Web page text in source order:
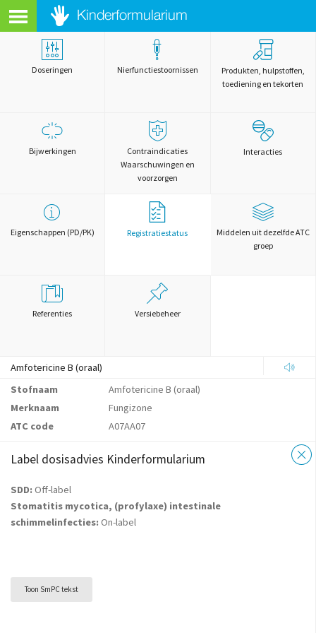
Doseringen Nierfunctiestoornissen
Produkten, hulpstoffen,
toediening en tekorten
Bijwerkingen
Contraindicaties
Waarschuwingen en
voorzorgen
Interacties
Eigenschappen (PD/PK) Registratiestatus
Middelen uit dezelfde ATC
groep
Referenties Versiebeheer
Amfotericine B (oraal)
Stofnaam
Amfotericine B (oraal)
Merknaam
Fungizone
ATC code
A07AA07
Label dosisadvies Kinderformularium
SDD: Off-label
Stomatitis mycotica, (profylaxe) intestinale
schimmelinfecties: On-label
Toon SmPC tekst